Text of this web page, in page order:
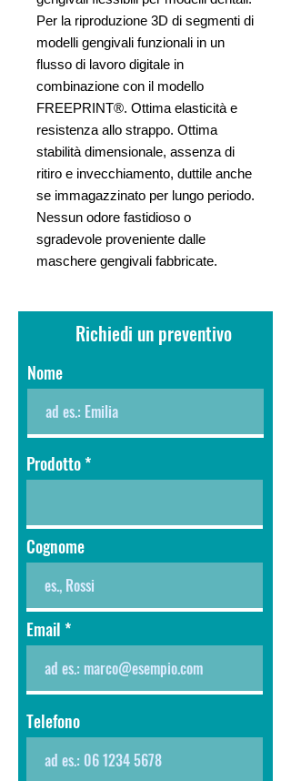
Per la riproduzione 3D di segmenti di
modelli gengivali funzionali in un
flusso di lavoro digitale in
combinazione con il modello
FREEPRINT®. Ottima elasticità e
resistenza allo strappo. Ottima
stabilità dimensionale, assenza di
ritiro e invecchiamento, duttile anche
se immagazzinato per lungo periodo.
Nessun odore fastidioso o
sgradevole proveniente dalle
maschere gengivali fabbricate.
Richiedi un preventivo
Nome
Prodotto
Cognome
Email
Telefono